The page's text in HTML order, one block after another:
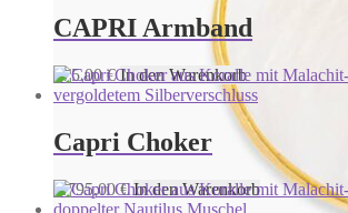
CAPRI Armband
875,00€ In den Warenkorb
Capri Choker
1.795,00€ In den Warenkorb